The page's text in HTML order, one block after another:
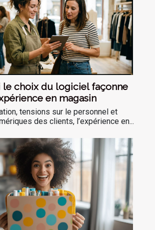
le choix du logiciel façonne
en magasin
tensions sur le personnel et
des clients, l’expérience en...